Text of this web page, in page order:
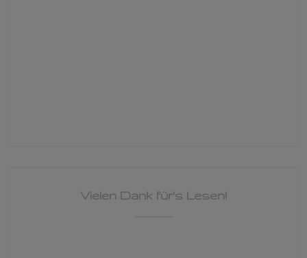
Vielen Dank für's Lesen!